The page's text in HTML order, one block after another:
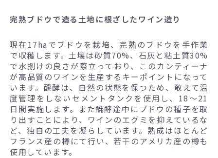
完熟ブドウで造る土地に根ざしたワイン造り
現在17haでブドウを栽培、完熟のブドウを手作業
で収穫します。土壌は砂質70%、石灰と粘土質30%
で水捌けの良さが際立っており、このカンティーナ
が高品質のワインを生産するキーポイントになって
います。醗酵は、自然の状態を保つため、敢えて温
度管理をしないセメントタンクを使用し、18～21
日間実施します。また醗酵途中にブドウの種子を取
り出すことにより、ワインのエグミを抑えているな
ど、独自の工夫を凝らしています。熟成はほとんど
フランス産の樽にて行い、若干のアメリカ産の樽も
使用しています。